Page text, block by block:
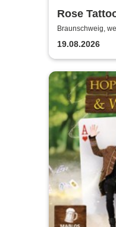
Rose
Outlaws –
Braunschweig,
19.08.2026